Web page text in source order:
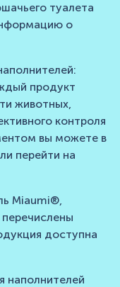
туалета
о
продукт
животных,
контроля
вы можете в
перейти на
Miaumi®,
доступна
наполнителей